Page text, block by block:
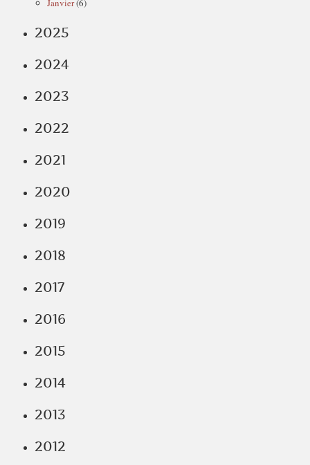
Janvier(6)
2025
2024
2023
2022
2021
2020
2019
2018
2017
2016
2015
2014
2013
2012